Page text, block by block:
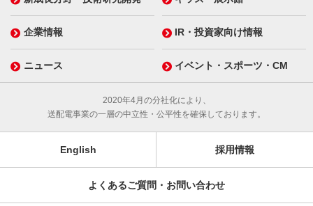
企業情報 IR・投資家向け情報
ニュース イベント・スポーツ・CM
2020年4月の分社化により、
送配電事業の一層の中立性・公平性を確保しております。
English 採用情報
よくあるご質問・お問い合わせ